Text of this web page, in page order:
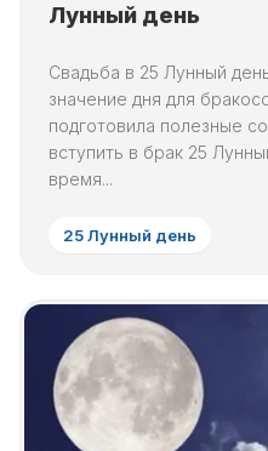
Лунный день
Свадьба в 25 Лунный
значение дня для
подготовила полезные
вступить в брак 25
время...
25 Лунный день